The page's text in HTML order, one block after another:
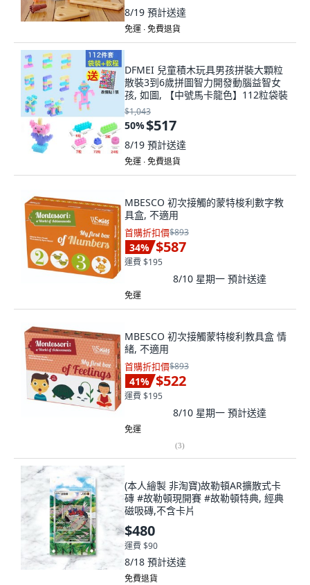
8/19 預計送達
免運 ∙ 免費退貨
DFMEI 兒童積木玩具男孩拼裝大顆粒
散裝3到6歲拼圖智力開發動腦益智女
孩, 如圖, 【中號馬卡龍色】112粒袋裝
$1,043
50%$517
8/19 預計送達
免運 ∙ 免費退貨
MBESCO 初次接觸的蒙特梭利數字教
具盒, 不適用
首購折扣價$893
34% $587
運費 $195
8/10 星期一 預計送達
免運
MBESCO 初次接觸蒙特梭利教具盒 情
緒, 不適用
首購折扣價$893
41% $522
運費 $195
8/10 星期一 預計送達
免運
(3)
(本人繪製 非淘寶)故勒頓AR擴散式卡
磚 #故勒頓現開賽 #故勒頓特典, 經典
磁吸磚,不含卡片
$480
運費 $90
8/18 預計送達
免費退貨